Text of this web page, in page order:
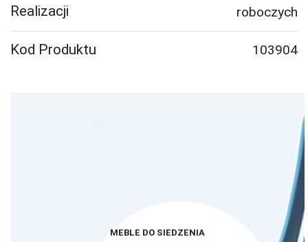
Realizacji
roboczych
Kod Produktu 103904
MEBLE DO SIEDZENIA